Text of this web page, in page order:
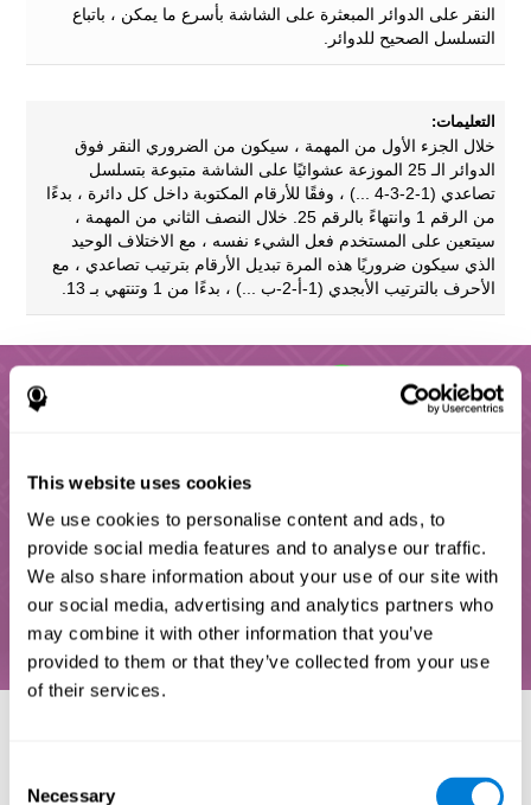
This website uses cookies
We use cookies to personalise content and ads, to
provide social media features and to analyse our traffic.
We also share information about your use of our site with
our social media, advertising and analytics partners who
may combine it with other information that you’ve
provided to them or that they’ve collected from your use
of their services.
Selection
Necessary
النقر على الدوائر المبعثرة على الشاشة بأسرع ما يمكن ، باتباع
التسلسل الصحيح للدوائر.
التعليمات:
خلال الجزء الأول من المهمة ، سيكون من الضروري النقر فوق
الدوائر الـ 25 الموزعة عشوائيًا على الشاشة متبوعة بتسلسل
تصاعدي (1-2-3-4 ...) ، وفقًا للأرقام المكتوبة داخل كل دائرة ، بدءًا
من الرقم 1 وانتهاءً بالرقم 25. خلال النصف الثاني من المهمة ،
سيتعين على المستخدم فعل الشيء نفسه ، مع الاختلاف الوحيد
الذي سيكون ضروريًا هذه المرة تبديل الأرقام بترتيب تصاعدي ، مع
الأحرف بالترتيب الأبجدي (1-أ-2-ب ...) ، بدءًا من 1 وتنتهي بـ 13.
مراجع